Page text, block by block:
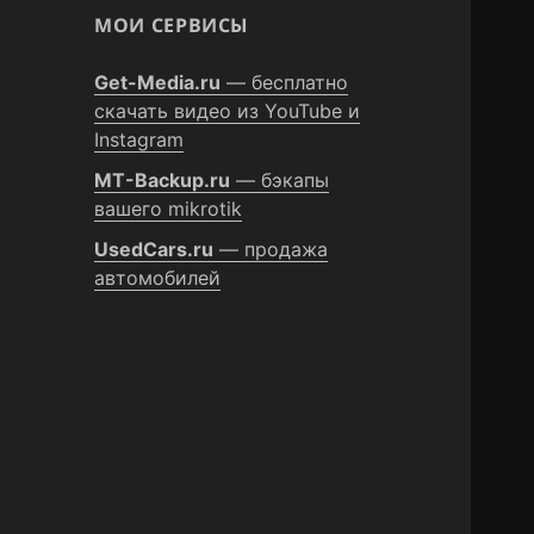
МОИ СЕРВИСЫ
Get-Media.ru — бесплатно
скачать видео из YouTube и
Instagram
MT-Backup.ru — бэкапы
вашего mikrotik
UsedCars.ru — продажа
автомобилей